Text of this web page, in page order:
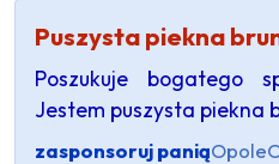
Puszysta piekna
Poszukuje bogatego
Jestem puszysta piekna
zasponsoruj paniąOpole